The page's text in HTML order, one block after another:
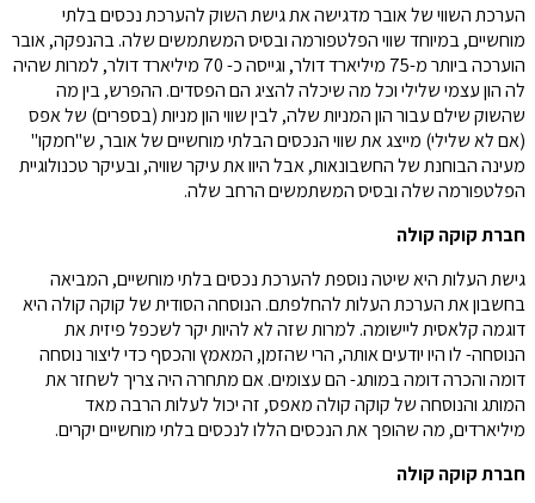
הערכת השווי של אובר מדגישה את גישת השוק להערכת נכסים בלתי
מוחשיים, במיוחד שווי הפלטפורמה ובסיס המשתמשים שלה. בהנפקה, אובר
הוערכה ביותר מ-75 מיליארד דולר, וגייסה כ- 70 מיליארד דולר, למרות שהיה
לה הון עצמי שלילי וכל מה שיכלה להציג הם הפסדים. ההפרש, בין מה
שהשוק שילם עבור הון המניות שלה, לבין שווי הון מניות (בספרים) של אפס
(אם לא שלילי) מייצג את שווי הנכסים הבלתי מוחשיים של אובר, ש"חמקו"
מעינה הבוחנת של החשבונאות, אבל היוו את עיקר שוויה, ובעיקר טכנולוגיית
הפלטפורמה שלה ובסיס המשתמשים הרחב שלה.
חברת קוקה קולה
גישת העלות היא שיטה נוספת להערכת נכסים בלתי מוחשיים, המביאה
בחשבון את הערכת העלות להחלפתם. הנוסחה הסודית של קוקה קולה היא
דוגמה קלאסית ליישומה. למרות שזה לא להיות יקר לשכפל פיזית את
הנוסחה- לו היו יודעים אותה, הרי שהזמן, המאמץ והכסף כדי ליצור נוסחה
דומה והכרה דומה במותג- הם עצומים. אם מתחרה היה צריך לשחזר את
המותג והנוסחה של קוקה קולה מאפס, זה יכול לעלות הרבה מאד
מיליארדים, מה שהופך את הנכסים הללו לנכסים בלתי מוחשיים יקרים.
חברת קוקה קולה